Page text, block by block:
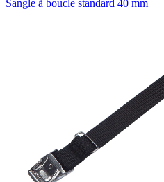
Sangle à boucle standard 40 mm